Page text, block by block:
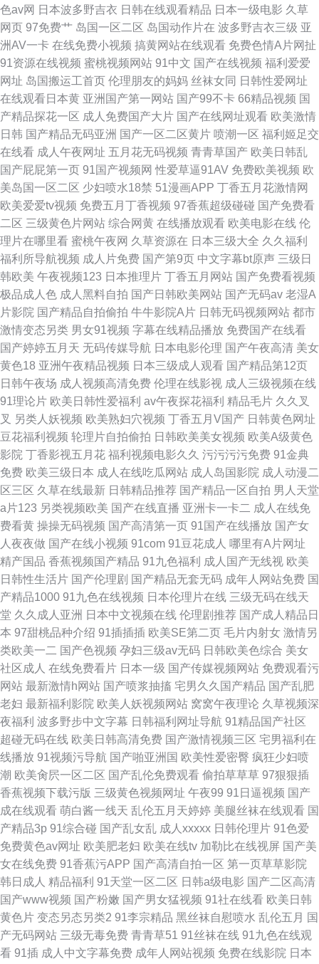
色av网 日本波多野吉衣 日韩在线观看精品 日本一级电影 久草
网页 97免费艹 岛国一区二区 岛国动作片在 波多野吉衣三级 亚
洲AV一卡 在线免费小视频 搞黄网站在线观看 免费色情A片网扯
91资源在线视频 蜜桃视频网站 91中文 国产在线视频 福利爱爱
网址 岛国搬运工首页 伦理朋友的妈妈 丝袜女同 日韩性爱网址
在线观看日本黄 亚洲国产第一网站 国产99不卡 66精品视频 国
产精品探花一区 成人免费国产大片 国产在线网址观看 欧美激情
日韩 国产精品无码亚洲 国产一区二区黄片 喷潮一区 福利姬足交
在线看 成人午夜网址 五月花无码视频 青青草国产 欧美日韩乱
国产屁屁第一页 91国产视频网 性爱草逼91AV 免费欧美视频 欧
美岛国一区二区 少妇喷水18禁 51漫画APP 丁香五月花激情网
欧美爱爱tv视频 免费五月丁香视频 97香蕉超级碰碰 国产免费看
二区 三级黄色片网站 综合网黄 在线播放观看 欧美电影在线 伦
理片在哪里看 蜜桃午夜网 久草资源在 日本三级大全 久久福利
福利所导航视频 成人片免费 国产第9页 中文字幕bt原声 三级日
韩欧美 午夜视频123 日本推理片 丁香五月网站 国产免费看视频
极品成人色 成人黑料自拍 国产日韩欧美网站 国产无码av 老湿A
片影院 国产精品自拍偷拍 牛牛影院A片 日韩无码视频网站 都市
激情变态另类 男女91视频 字幕在线精品播放 免费国产在线看
国产婷婷五月天 无码传媒导航 日本电影伦理 国产午夜高清 美女
黄色18 亚洲午夜精品视频 日本三级成人观看 国产精品第12页
日韩午夜场 成人视频高清免费 伦理在线影视 成人三级视频在线
91理论片 欧美日韩性爱福利 av午夜探花福利 精品毛片 久久叉
叉 另类人妖视频 欧美熟妇穴视频 丁香五月V国产 日韩黄色网址
豆花福利视频 轮理片自拍偷拍 日韩欧美美女视频 欧美A级黄色
影院 丁香影视五月花 福利视频电影久久 污污污污免费 91金典
免费 欧美三级日本 成人在线吃瓜网站 成人岛国影院 成人动漫二
区三区 久草在线最新 日韩精品推荐 国产精品一区自拍 男人天堂
a片123 另类视频欧美 国产在线直播 亚洲卡一卡二 成人在线免
费看黄 操操无码视频 国产高清第一页 91国产在线播放 国产女
人夜夜做 国产在线小视频 91com 91豆花成人 哪里有A片网址
精产国品 香蕉视频国产精品 91九色福利 成人国产无线视 欧美
日韩性生活片 国产伦理剧 国产精品无套无码 成年人网站免费 国
产精品1000 91九色在线视频 日本伦理片在线 三级无码在线天
堂 久久成人亚洲 日本中文视频在线 伦理剧推荐 国产成人精品日
本 97甜桃品种介绍 91插插插 欧美SE第二页 毛片内射女 激情另
类欧美一二 国产色视频 孕妇三级av无码 日韩欧美色综合 美女
社区成人 在线免费看片 日本一级 国产传媒视频网站 免费观看污
网站 最新激情h网站 国产喷浆抽搐 宅男久久国产精品 国产乱肥
老妇 最新福利影院 欧美人妖视频网站 窝窝午夜理论 久草视频深
夜福利 波多野步中文字幕 日韩福利网址导航 91精品国产社区
超碰无码在线 欧美日韩高清免费 国产激情视频三区 宅男福利在
线播放 91视频污导航 国产啪亚洲国 欧美性爱密臀 疯狂少妇喷
潮 欧美肏屄一区二区 国产乱伦免费观看 偷拍草草草 97狠狠插
香蕉视频下载污版 三级黄色视频网址 午夜99 91日逼视频 国产
成在线观看 萌白酱一线天 乱伦五月天婷婷 美腿丝袜在线观看 国
产精品3p 91综合碰 国产乱女乱 成人xxxxx 日韩伦理片 91色爱
免费黄色av网址 欧美肥老妇 欧美在线tv 加勒比在线视屏 国产美
女在线免费 91香蕉污APP 国产高清自拍一区 第一页草草影院
韩日成人 精品福利 91天堂一区二区 日韩a级电影 国产二区高清
国产www视频 国产粉嫩 国产男女猛视频 91社在线看 欧美日韩
黄色片 变态另态另类2 91李宗精品 黑丝袜自慰喷水 乱伦五月 国
产无码网站 三级无毒免费 青青草51 91丝袜在线 91九色在线观
看 91插 成人中文字幕免费 成年人网站视频 免费在线影院 日本